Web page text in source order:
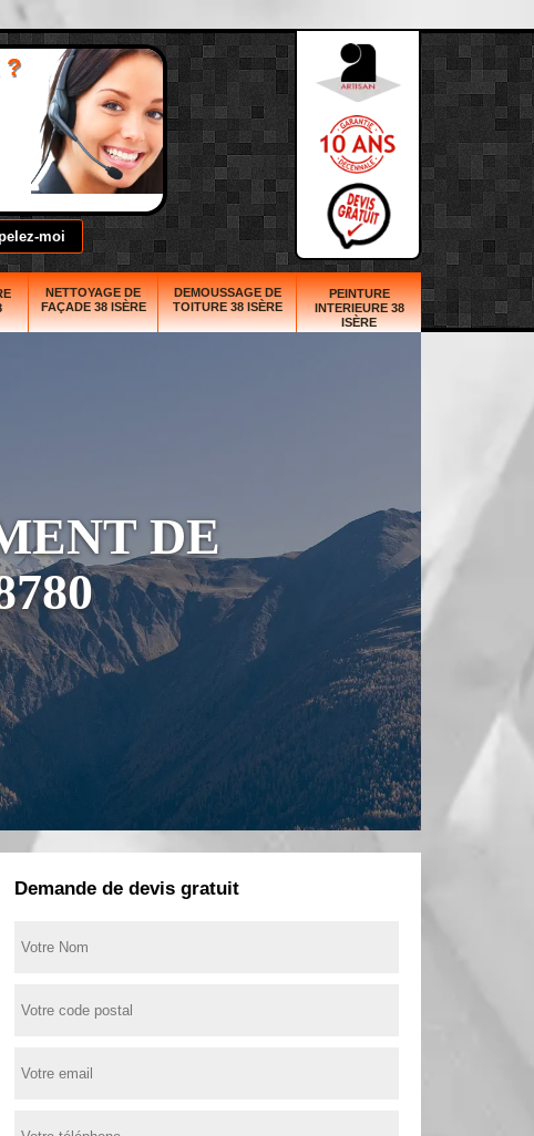
?
NETTOYAGE DE
FAÇADE 38 ISÈRE
DEMOUSSAGE DE
TOITURE 38 ISÈRE
PEINTURE
INTERIEURE 38
ISÈRE
DE
Demande de devis gratuit